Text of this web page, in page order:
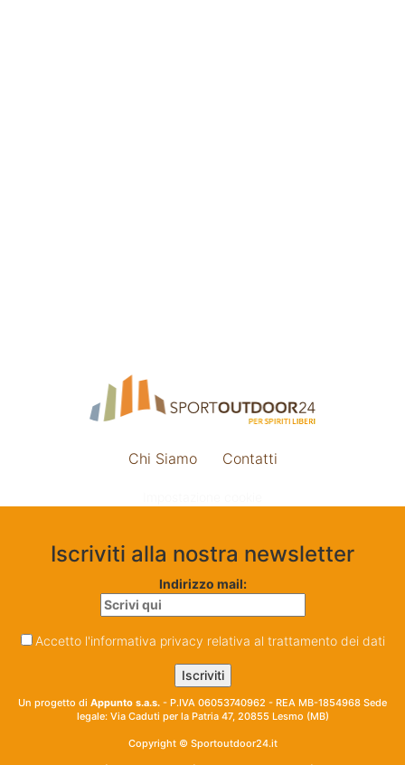
Chi Siamo Contatti
Iscriviti alla nostra newsletter
Indirizzo mail:
Accetto l'informativa privacy relativa al trattamento dei dati
Un progetto di Appunto s.a.s. - P.IVA 06053740962 - REA MB-1854968 Sede
legale: Via Caduti per la Patria 47, 20855 Lesmo (MB)
Copyright © Sportoutdoor24.it